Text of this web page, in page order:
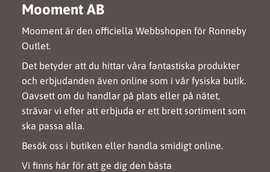
Mooment AB
Mooment är den officiella Webbshopen för Ronneby
Outlet.
Det betyder att du hittar våra fantastiska produkter
och erbjudanden även online som i vår fysiska butik.
Oavsett om du handlar på plats eller på nätet,
strävar vi efter att erbjuda er ett brett sortiment som
ska passa alla.
Besök oss i butiken eller handla smidigt online.
Vi finns här för att ge dig den bästa